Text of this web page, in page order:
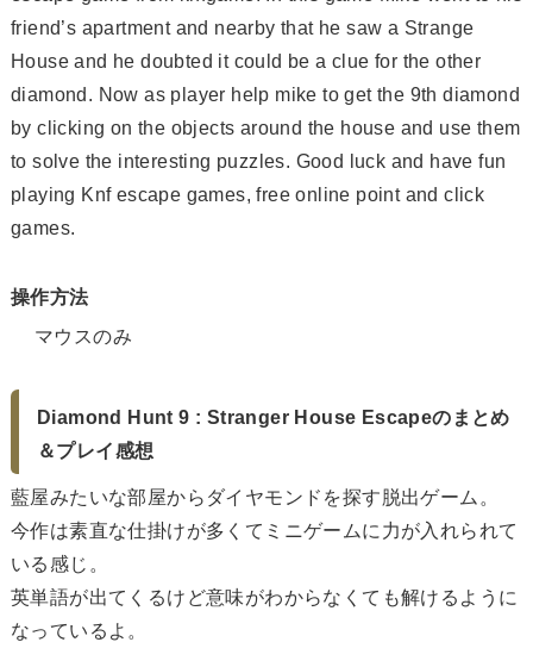
friend’s apartment and nearby that he saw a Strange
House and he doubted it could be a clue for the other
diamond. Now as player help mike to get the 9th diamond
by clicking on the objects around the house and use them
to solve the interesting puzzles. Good luck and have fun
playing Knf escape games, free online point and click
games.
操作方法
マウスのみ
Diamond Hunt 9 : Stranger House Escapeのまとめ
＆プレイ感想
藍屋みたいな部屋からダイヤモンドを探す脱出ゲーム。
今作は素直な仕掛けが多くてミニゲームに力が入れられて
いる感じ。
英単語が出てくるけど意味がわからなくても解けるように
なっているよ。